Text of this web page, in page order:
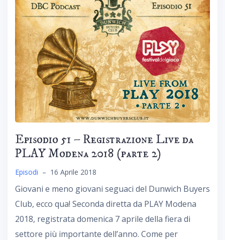
Episodio 51 – Registrazione Live da
PLAY Modena 2018 (parte 2)
Episodi – 16 Aprile 2018
Giovani e meno giovani seguaci del Dunwich Buyers
Club, ecco qua! Seconda diretta da PLAY Modena
2018, registrata domenica 7 aprile della fiera di
settore più importante dell’anno. Come per